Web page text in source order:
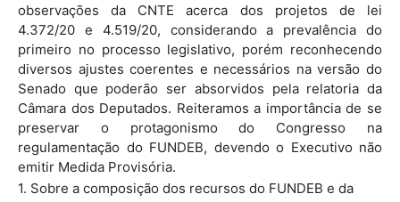
observações da CNTE acerca dos projetos de lei
4.372/20 e 4.519/20, considerando a prevalência do
primeiro no processo legislativo, porém reconhecendo
diversos ajustes coerentes e necessários na versão do
Senado que poderão ser absorvidos pela relatoria da
Câmara dos Deputados. Reiteramos a importância de se
preservar o protagonismo do Congresso na
regulamentação do FUNDEB, devendo o Executivo não
emitir Medida Provisória.
1. Sobre a composição dos recursos do FUNDEB e da